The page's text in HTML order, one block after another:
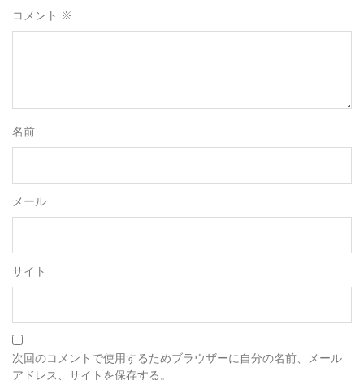
コメント ※
名前
メール
サイト
次回のコメントで使用するためブラウザーに自分の名前、メール
アドレス、サイトを保存する。